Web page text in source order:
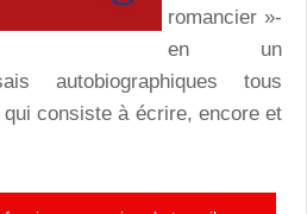
romancier »-
en un
autobiographiques tous
consiste à écrire, encore et